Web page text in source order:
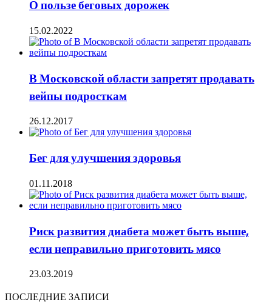
О пользе беговых дорожек
15.02.2022
В Московской области запретят продавать
вейпы подросткам
26.12.2017
Бег для улучшения здоровья
01.11.2018
Риск развития диабета может быть выше,
если неправильно приготовить мясо
23.03.2019
ПОСЛЕДНИЕ ЗАПИСИ